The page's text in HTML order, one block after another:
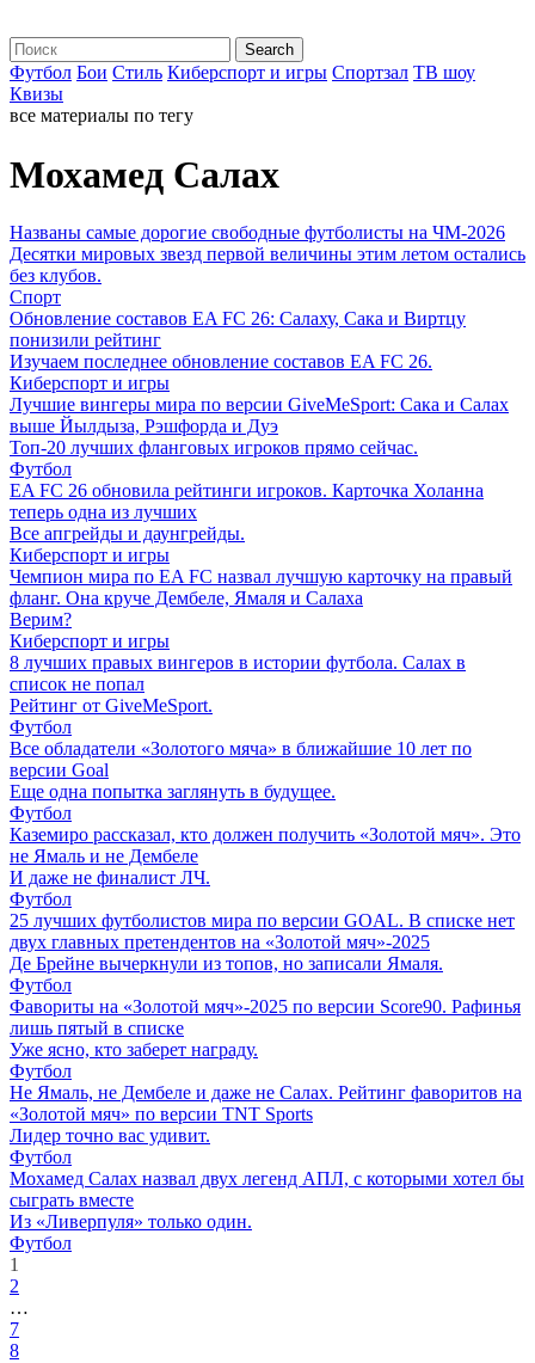
Футбол Бои Стиль Киберспорт и игры Спортзал ТВ шоу
Квизы
все материалы по тегу
Мохамед Салах
Названы самые дорогие свободные футболисты на ЧМ-2026
Десятки мировых звезд первой величины этим летом остались
без клубов.
Спорт
Обновление составов EA FC 26: Салаху, Сака и Виртцу
понизили рейтинг
Изучаем последнее обновление составов EA FC 26.
Киберспорт и игры
Лучшие вингеры мира по версии GiveMeSport: Сака и Салах
выше Йылдыза, Рэшфорда и Дуэ
Топ-20 лучших фланговых игроков прямо сейчас.
Футбол
EA FC 26 обновила рейтинги игроков. Карточка Холанна
теперь одна из лучших
Все апгрейды и даунгрейды.
Киберспорт и игры
Чемпион мира по EA FC назвал лучшую карточку на правый
фланг. Она круче Дембеле, Ямаля и Салаха
Верим?
Киберспорт и игры
8 лучших правых вингеров в истории футбола. Салах в
список не попал
Рейтинг от GiveMeSport.
Футбол
Все обладатели «Золотого мяча» в ближайшие 10 лет по
версии Goal
Еще одна попытка заглянуть в будущее.
Футбол
Каземиро рассказал, кто должен получить «Золотой мяч». Это
не Ямаль и не Дембеле
И даже не финалист ЛЧ.
Футбол
25 лучших футболистов мира по версии GOAL. В списке нет
двух главных претендентов на «Золотой мяч»-2025
Де Брейне вычеркнули из топов, но записали Ямаля.
Футбол
Фавориты на «Золотой мяч»-2025 по версии Score90. Рафинья
лишь пятый в списке
Уже ясно, кто заберет награду.
Футбол
Не Ямаль, не Дембеле и даже не Салах. Рейтинг фаворитов на
«Золотой мяч» по версии TNT Sports
Лидер точно вас удивит.
Футбол
Мохамед Салах назвал двух легенд АПЛ, с которыми хотел бы
сыграть вместе
Из «Ливерпуля» только один.
Футбол
1
2
…
7
8